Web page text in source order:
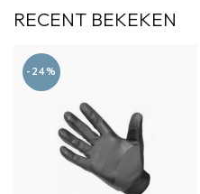
RECENT BEKEKEN
-24%